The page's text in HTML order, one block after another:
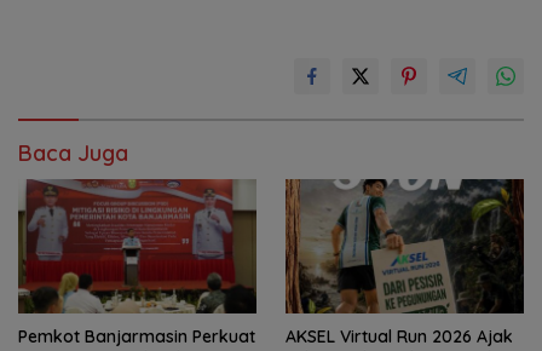
Baca Juga
Pemkot Banjarmasin Perkuat
AKSEL Virtual Run 2026 Ajak